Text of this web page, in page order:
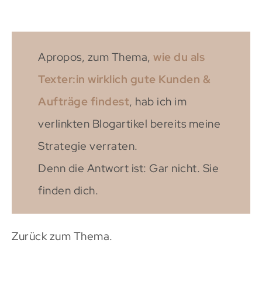
Apropos, zum Thema, wie du als
Texter:in wirklich gute Kunden &
Aufträge findest, hab ich im
verlinkten Blogartikel bereits meine
Strategie verraten.
Denn die Antwort ist: Gar nicht. Sie
finden dich.
Zurück zum Thema.